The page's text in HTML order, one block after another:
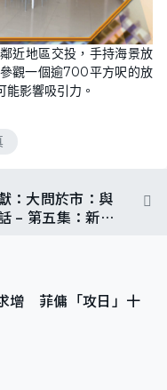
近地區交投，手持海景放
觀一個逾700平方呎的放
影響吸引力。
：大問於市：與
新加
增 菲傭「攻日」十